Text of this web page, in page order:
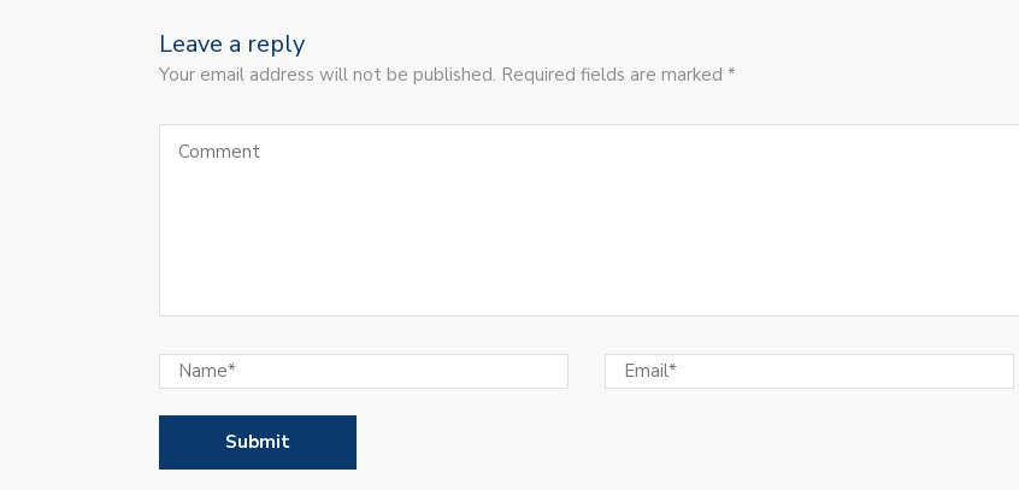
Leave a reply
Your email address will not be published. Required fields are marked *